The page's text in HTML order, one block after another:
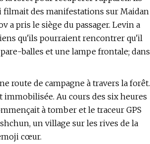
filmait des manifestations sur Maidan
a pris le siège du passager. Levin a
qu'ils pourraient rencontrer qu'il
balles et une lampe frontale; dans
route de campagne à travers la forêt.
Au cours des six heures
à tomber et le traceur GPS
un village sur les rives de la
cœur.